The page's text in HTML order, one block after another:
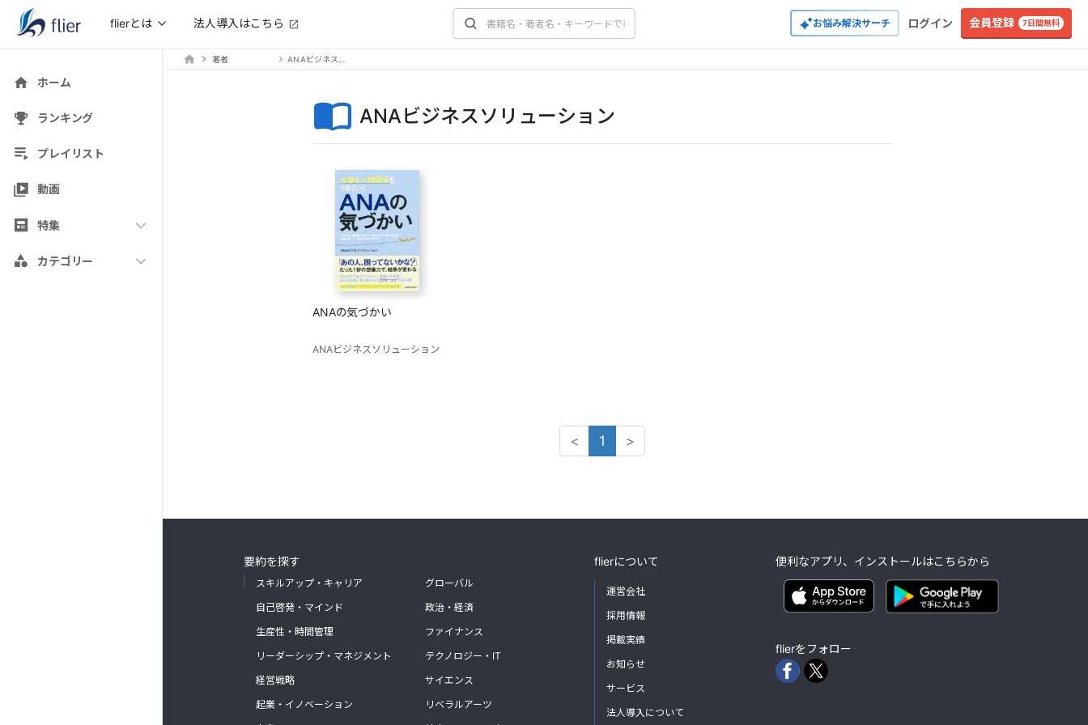
flierとは 法人導入はこちら お悩み解決サーチ ログイン 会員登録 7日間無料
ホーム
ランキング
プレイリスト
動画
特集
カテゴリー
著者
ANAビジネスソリューション
ANAの気づかい
ANAビジネスソリューション
< 1 >
要約を探す
スキルアップ・キャリア
自己啓発・マインド
生産性・時間管理
リーダーシップ・マネジメント
経営戦略
起業・イノベーション
グローバル
政治・経済
ファイナンス
テクノロジー・IT
サイエンス
リベラルアーツ
flierについて
運営会社
採用情報
掲載実績
お知らせ
サービス
法人導入について
便利なアプリ、インストールはこちらから
flierをフォロー